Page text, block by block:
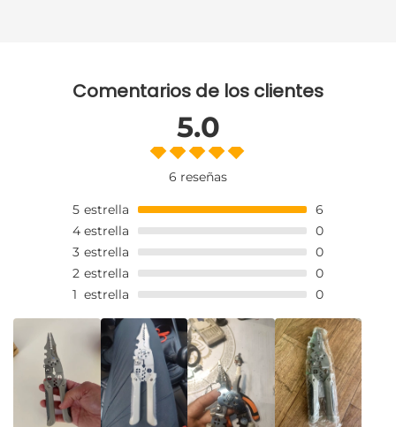
Comentarios de los clientes
5.0
6 reseñas
5 estrella
6
4 estrella
0
3 estrella
0
2 estrella
0
1 estrella 0